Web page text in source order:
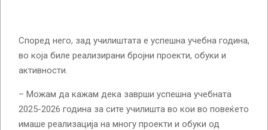
Според него, зад училиштата е успешна учебна година,
во која биле реализирани бројни проекти, обуки и
активности.
– Можам да кажам дека заврши успешна учебната
2025-2026 година за сите училишта во кои во повеќето
имаше реализација на многу проекти и обуки од